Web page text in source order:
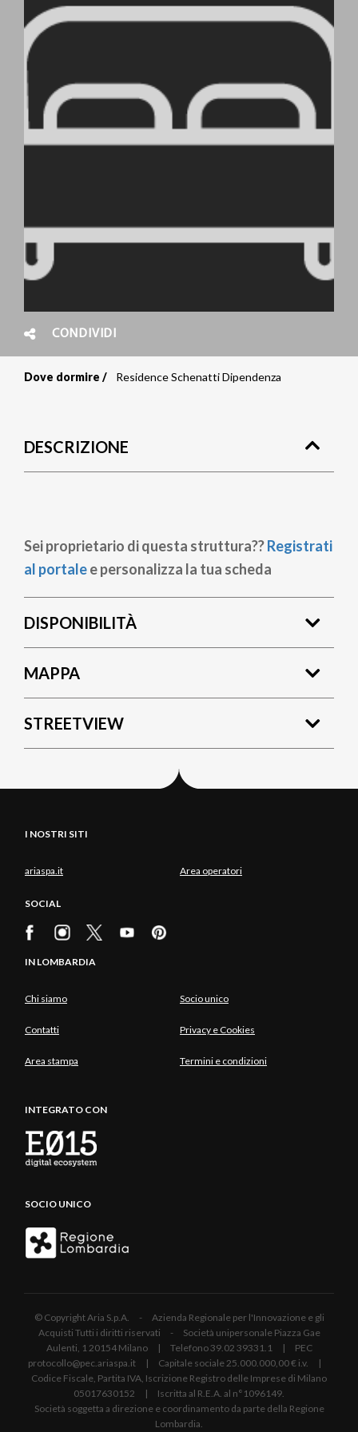
CONDIVIDI
pane
Dove dormire Residence Schenatti Dipendenza
DESCRIZIONE
Sei proprietario di questa struttura??Registrati
al portalee personalizza la tua scheda
DISPONIBILITÀ
MAPPA
STREETVIEW
I NOSTRI SITI
ariaspa.it Area operatori
SOCIAL
IN LOMBARDIA
Chi siamo Socio unico
Contatti Privacy e Cookies
Area stampa Termini e condizioni
INTEGRATO CON
SOCIO UNICO
© Copyright Aria S.p.A. - Azienda Regionale per l'Innovazione e gli
Acquisti Tutti i diritti riservati - Società unipersonale Piazza Gae
Aulenti, 1 20154 Milano | Telefono 39.02 39331.1 | PEC
protocollo@pec.ariaspa.it | Capitale sociale 25.000.000,00 € i.v. |
Codice Fiscale, Partita IVA, Iscrizione Registro delle Imprese di Milano
05017630152 | Iscritta al R.E.A. al n°1096149.
Società soggetta a direzione e coordinamento da parte della Regione
Lombardia.